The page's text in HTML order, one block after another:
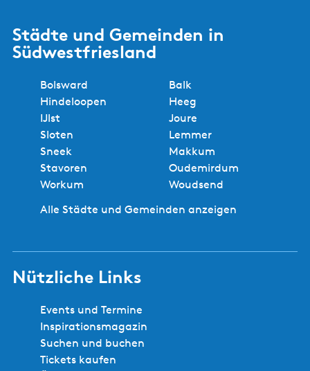
Städte und Gemeinden in
Südwestfriesland
Bolsward
Balk
Hindeloopen
Heeg
IJlst
Joure
Sloten
Lemmer
Sneek
Makkum
Stavoren
Oudemirdum
Workum
Woudsend
Alle Städte und Gemeinden anzeigen
Nützliche Links
Events und Termine
Inspirationsmagazin
Suchen und buchen
Tickets kaufen